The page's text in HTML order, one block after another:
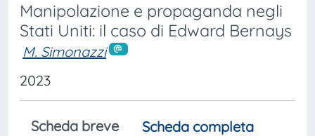
Manipolazione e propaganda negli
Stati Uniti: il caso di Edward Bernays
M. Simonazzi
2023
Scheda breve
Scheda completa